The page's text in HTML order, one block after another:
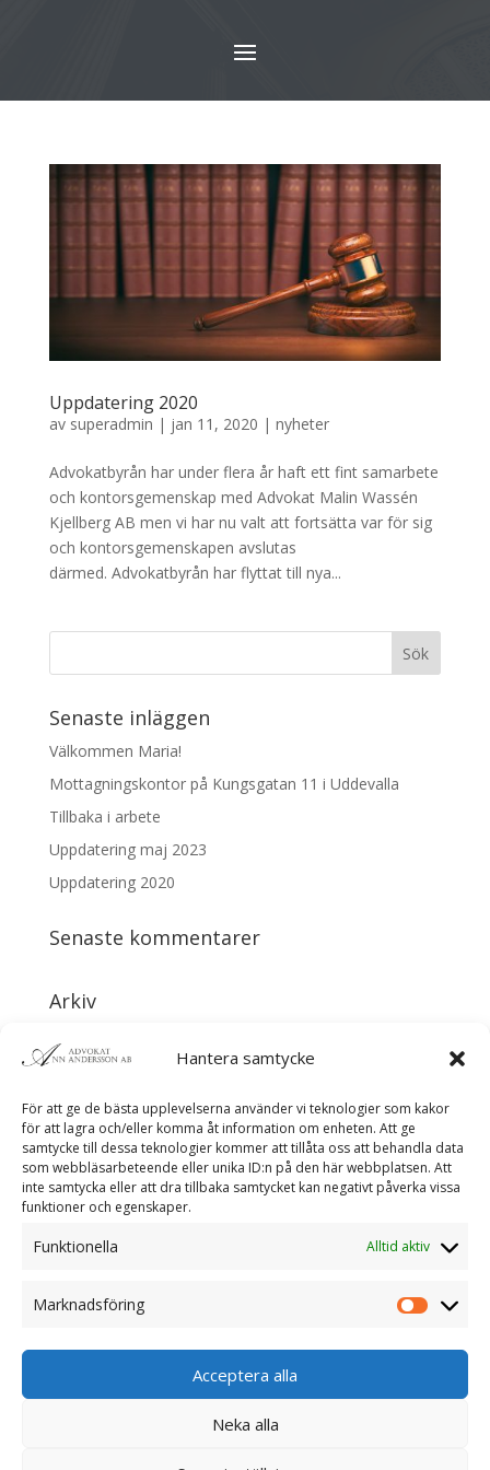
Hantera samtycke
För att ge de bästa upplevelserna använder vi teknologier som kakor
för att lagra och/eller komma åt information om enheten. Att ge
samtycke till dessa teknologier kommer att tillåta oss att behandla data
som webbläsarbeteende eller unika ID:n på den här webbplatsen. Att
inte samtycka eller att dra tillbaka samtycket kan negativt påverka vissa
funktioner och egenskaper.
Funktionella Alltid aktiv
Marknadsföring
Acceptera alla
Neka alla
Uppdatering 2020
av superadmin | jan 11, 2020 | nyheter
Advokatbyrån har under flera år haft ett fint samarbete
och kontorsgemenskap med Advokat Malin Wassén
Kjellberg AB men vi har nu valt att fortsätta var för sig
och kontorsgemenskapen avslutas
därmed. Advokatbyrån har flyttat till nya...
Senaste inläggen
Välkommen Maria!
Mottagningskontor på Kungsgatan 11 i Uddevalla
Tillbaka i arbete
Uppdatering maj 2023
Uppdatering 2020
Senaste kommentarer
Arkiv
november 2024
augusti 2024
maj 2023
januari 2020
Kategorier
nyheter